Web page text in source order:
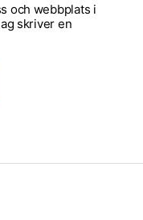
och webbplats i
skriver en